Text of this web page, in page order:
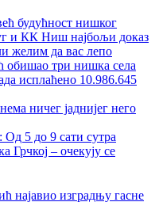
будућност нишког
и КК Ниш најбољи доказ
желим да вас лепо
обишао три нишка села
исплаћено 10.986.645
ничег јаднијег него
5 до 9 сати сутра
Грчкој – очекују се
најавио изградњу гасне